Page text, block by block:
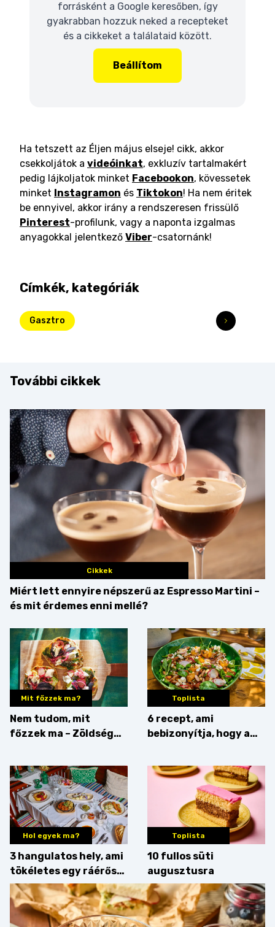
forrásként a Google keresőben, így
gyakrabban hozzuk neked a recepteket
és a cikkeket a találataid között.
Beállítom
Ha tetszett az Éljen május elseje! cikk, akkor
csekkoljátok a videóinkat, exkluzív tartalmakért
pedig lájkoljatok minket Facebookon, kövessetek
minket Instagramon és Tiktokon! Ha nem éritek
be ennyivel, akkor irány a rendszeresen frissülő
Pinterest-profilunk, vagy a naponta izgalmas
anyagokkal jelentkező Viber-csatornánk!
Címkék, kategóriák
Gasztro
További cikkek
Cikkek
Miért lett ennyire népszerű az Espresso Martini –
és mit érdemes enni mellé?
Mit főzzek ma?
Nem tudom, mit
főzzek ma – Zöldség
Toplista
6 recept, ami
bebizonyítja, hogy a
zseniális
Hol egyek ma?
3 hangulatos hely, ami
tökéletes egy ráérős
hétvégi ebédhez
Toplista
10 fullos süti
augusztusra